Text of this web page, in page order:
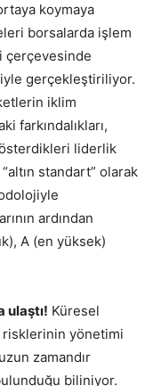
koymaya
borsalarda işlem
çerçevesinde
gerçekleştiriliyor.
iklim
farkındalıkları,
liderlik
standart” olarak
ardından
A (en yüksek)
ulaştı! Küresel
yönetimi
zamandır
biliniyor.